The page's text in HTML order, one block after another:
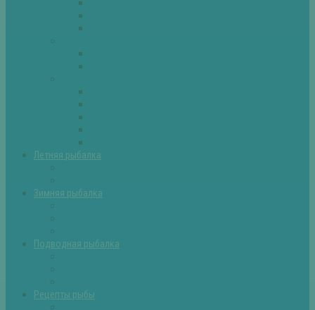
Летняя рыбалка
Зимняя рыбалка
Подводная рыбалка
Рецепты рыбы